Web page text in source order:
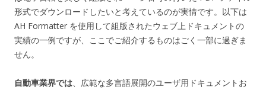
形式でダウンロードしたいと考えているのが実情です。以下は
AH Formatter を使用して組版されたウェブ上ドキュメントの
実績の一例ですが、ここでご紹介するものはごく一部に過ぎま
せん。
自動車業界では 、広範な多言語展開のユーザ用ドキュメントお